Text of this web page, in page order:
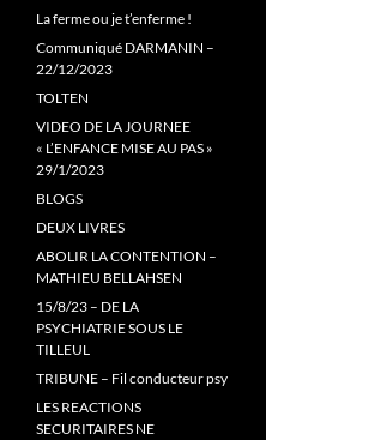
La ferme ou je t’enferme !
Communiqué DARMANIN –
22/12/2023
TOLTEN
VIDEO DE LA JOURNEE
« L’ENFANCE MISE AU PAS »
29/1/2023
BLOGS
DEUX LIVRES
ABOLIR LA CONTENTION –
MATHIEU BELLAHSEN
15/8/23 – DE LA
PSYCHIATRIE SOUS LE
TILLEUL
TRIBUNE – Fil conducteur psy
LES REACTIONS
SECURITAIRES NE